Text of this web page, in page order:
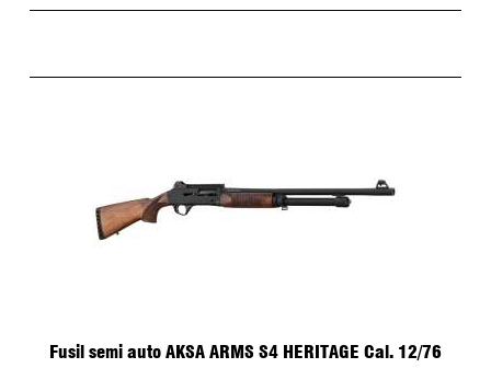
Fusil semi auto AKSA ARMS S4 HERITAGE Cal. 12/76